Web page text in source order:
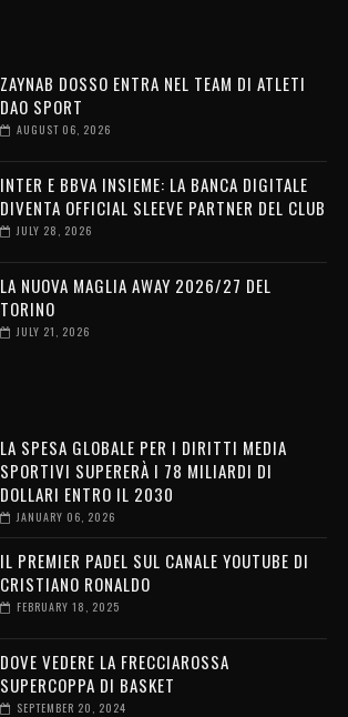
ZAYNAB DOSSO ENTRA NEL TEAM DI ATLETI
DAO SPORT
AUGUST 06, 2026
INTER E BBVA INSIEME: LA BANCA DIGITALE
DIVENTA OFFICIAL SLEEVE PARTNER DEL CLUB
JULY 28, 2026
LA NUOVA MAGLIA AWAY 2026/27 DEL
TORINO
JULY 21, 2026
LA SPESA GLOBALE PER I DIRITTI MEDIA
SPORTIVI SUPERERÀ I 78 MILIARDI DI
DOLLARI ENTRO IL 2030
JANUARY 06, 2026
IL PREMIER PADEL SUL CANALE YOUTUBE DI
CRISTIANO RONALDO
FEBRUARY 18, 2025
DOVE VEDERE LA FRECCIAROSSA
SUPERCOPPA DI BASKET
SEPTEMBER 20, 2024